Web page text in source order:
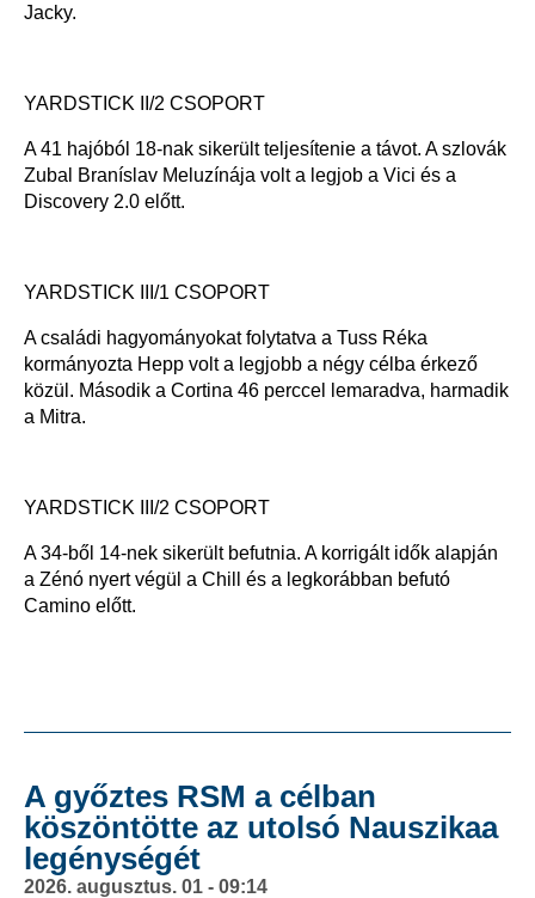
Jacky.
YARDSTICK II/2 CSOPORT
A 41 hajóból 18-nak sikerült teljesítenie a távot. A szlovák
Zubal Braníslav Meluzínája volt a legjob a Vici és a
Discovery 2.0 előtt.
YARDSTICK III/1 CSOPORT
A családi hagyományokat folytatva a Tuss Réka
kormányozta Hepp volt a legjobb a négy célba érkező
közül. Második a Cortina 46 perccel lemaradva, harmadik
a Mitra.
YARDSTICK III/2 CSOPORT
A 34-ből 14-nek sikerült befutnia. A korrigált idők alapján
a Zénó nyert végül a Chill és a legkorábban befutó
Camino előtt.
A győztes RSM a célban
köszöntötte az utolsó Nauszikaa
legénységét
2026. augusztus. 01 - 09:14